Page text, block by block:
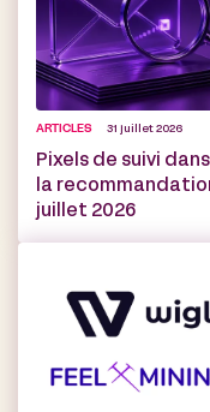
ARTICLES 31 juillet 2026
Pixels de suivi
la
juillet 2026